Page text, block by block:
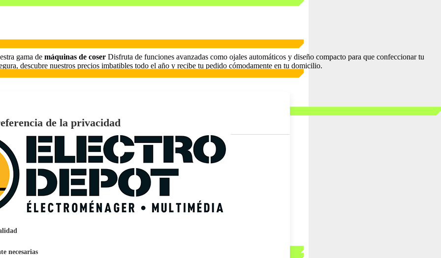
279€ 96
Pago a plazos
para 4-5 personas, VALBERG WF 914 A-10 SD W566C
139 €96
Pago aplazos
D, 3 cajones, HIGH ONE
369
Pago aplazos
CLIM-A14 3.500 frigorías / 40 m²
gama de máquinas de coser Disfruta de funciones avanzadas como ojales automáticos y diseño compacto para que confeccionar tu
descubre nuestros precios imbatibles todo el año y recibe tu pedido cómodamente en tu domicilio.
de la privacidad
necesarias